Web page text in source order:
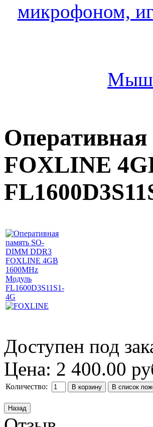
микрофоном,
FOXLINE
Доступен под
Цена: 2 400.00
Количество: